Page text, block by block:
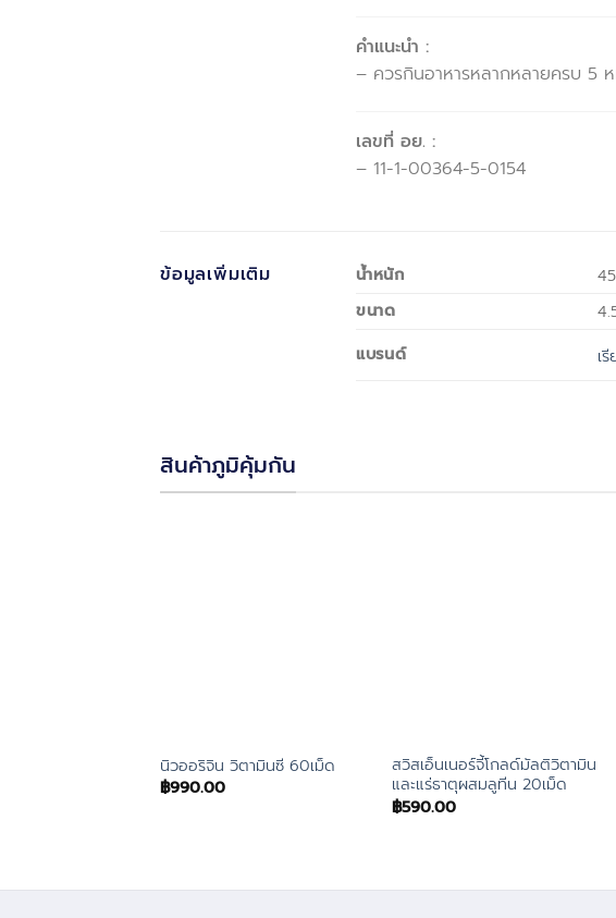
คำแนะนำ :
– ควรกินอาหารหลากหลายครบ 5 ห
เลขที่ อย. :
– 11-1-00364-5-0154
ข้อมูลเพิ่มเติม น้ำหนัก
ขนาด
แบรนด์
เ
สินค้าภูมิคุ้มกัน
นิวออริจิน วิตามินซี 60เม็ด
฿990.00
สวิสเอ็นเนอร์จี้โกลด์มัลติวิตามิน
และแร่ธาตุผสมลูทีน 20เม็ด
฿590.00